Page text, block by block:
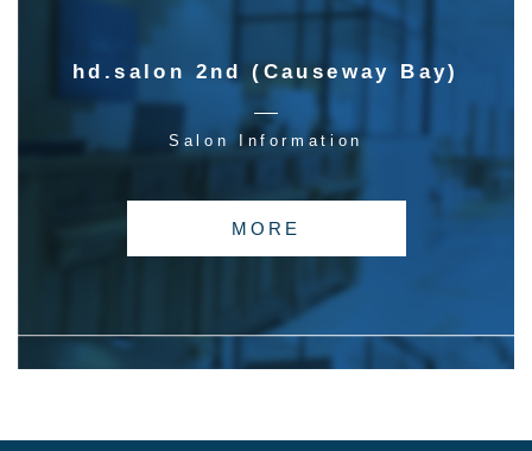
hd.salon 2nd (Causeway Bay)
Salon Information
MORE